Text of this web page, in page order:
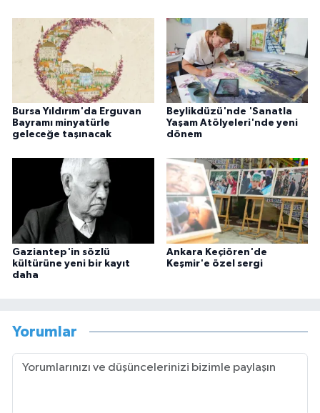
Bursa Yıldırım'da Erguvan
Bayramı minyatürle
geleceğe taşınacak
Beylikdüzü'nde 'Sanatla
Yaşam Atölyeleri'nde yeni
dönem
Gaziantep'in sözlü
kültürüne yeni bir kayıt
daha
Ankara Keçiören'de
Keşmir'e özel sergi
Yorumlar